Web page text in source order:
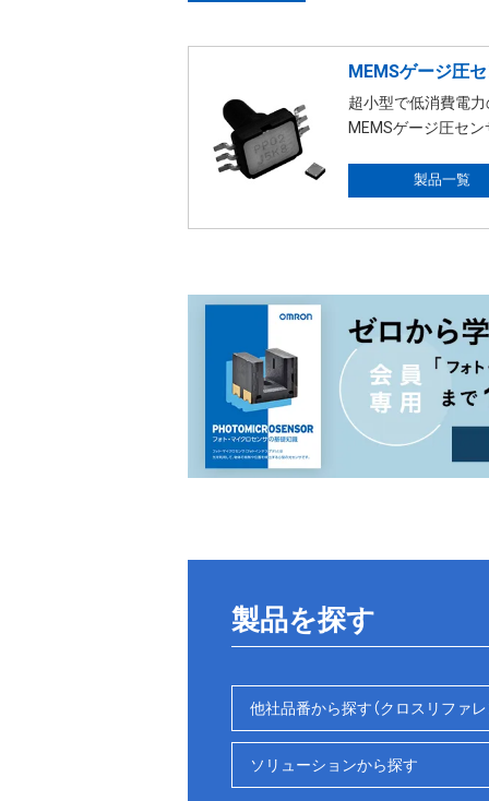
MEMSゲージ圧
超小型で低消費電力
MEMSゲージ圧セン
製品一覧
製品を探す
他社品番から探す（クロスリファレ
ソリューションから探す